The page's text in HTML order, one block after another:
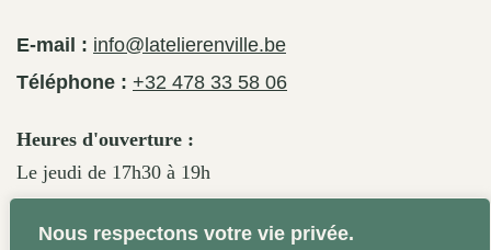
Nous respectons votre vie privée.
E-mail : info@latelierenville.be
Téléphone : +32 478 33 58 06
Heures d'ouverture :
Le jeudi de 17h30 à 19h
Le vendredi de 17h30 à 19h30
Le samedi de 11h30 à 19h